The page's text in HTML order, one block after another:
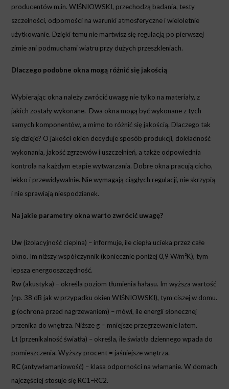
producentów m.in. WIŚNIOWSKI, przechodzą badania, testy
szczelności, odporności na warunki atmosferyczne i wieloletnie
użytkowanie. Dzięki temu nie martwisz się regulacją po pierwszej
zimie ani podmuchami wiatru przy dużych przeszkleniach.
Dlaczego podobne okna mogą różnić się jakością
Wybierając okna należy zwrócić uwagę nie tylko na materiały, z
jakich zostały wykonane. Dwa okna mogą być wykonane z tych
samych komponentów, a mimo to różnić się jakością. Dlaczego tak
się dzieje? O jakości okien decyduje sposób produkcji, dokładność
wykonania, jakość zgrzewów i uszczelnień, a także odpowiednia
kontrola na każdym etapie wytwarzania. Dobre okna pracują cicho,
lekko i przewidywalnie. Nie wymagają ciągłych regulacji, nie skrzypią
i nie sprawiają niespodzianek.
Na jakie parametry okna warto zwrócić uwagę?
Uw (izolacyjność cieplna) – informuje, ile ciepła ucieka przez całe
okno. Im niższy współczynnik (koniecznie poniżej 0,9 W/m²K), tym
lepsza energooszczędność.
Rw (akustyka) – określa poziom tłumienia hałasu. Im wyższa wartość
(np. 38 dB jak w przypadku okien WIŚNIOWSKI), tym ciszej w domu.
g (ochrona przed nagrzewaniem) – mówi, ile energii słonecznej
przenika do wnętrza. Niższe g = mniejsze przegrzewanie latem.
Lt (przenikalność światła) – określa, ile światła dziennego wpada do
pomieszczenia. Wyższy procent = jaśniejsze wnętrza.
RC (antywłamaniowość) – klasa odporności na włamanie. W domach
najczęściej stosuje się RC1–RC2.